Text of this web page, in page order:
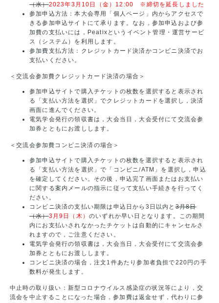
（水）2023年3月10日（金）12:00 ※締切を延長しました
参加申込方法：本大会専用「個人ページ」内からアクセスで
きる参加申込サイトにて承ります。なお，参加申込および参
加費の支払いには，Peatixというイベント管理・運営サービ
ス（システム）を利用します。
参加費支払方法：クレジットカード決済かコンビニ決済でお
支払いください。
＜交流会参加費クレジットカード決済の場合＞
参加申込サイトで購入チケットの枚数を選択すると表示され
る「支払い方法を選択」でクレジットカードを選択し，決済
画面に進んでください。
電気学会発行の領収書は，大会当日，大会受付にて交流会参
加券とともにお渡しします。
＜交流会参加費コンビニ決済の場合＞
参加申込サイトで購入チケットの枚数を選択すると表示され
る「支払い方法を選択」で「コンビニ/ATM」を選択し，申込
を確定してください。その後，申込完了画面またはお支払い
に関する案内メールの指示に従って支払い手続きを行ってく
ださい。
コンビニ決済の支払い期限は申込日から3日以内と3月8日
（水）3月9日（木）のいずれか早い日となります。この期間
内にお支払いされなかったチケットは自動的にキャンセルさ
れますので，ご注意ください。
電気学会発行の領収書は，大会当日，大会受付にて交流会参
加券とともにお渡しします。
コンビニ決済の場合，注文1件あたり参加者負担で220円の手
数料が発生します。
中止時の取り扱い：新型コロナウイルス感染症の状況等により，交
流会を中止することになった場合，参加費は返金せず，代わりに参